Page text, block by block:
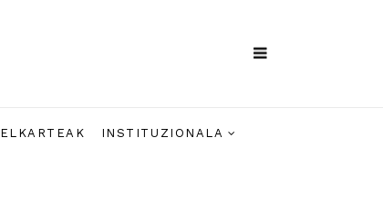
ELKARTEAK INSTITUZIONALA